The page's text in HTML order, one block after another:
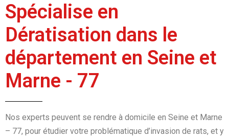
Spécialise en
Dératisation dans le
département en Seine et
Marne - 77
Nos experts peuvent se rendre à domicile en Seine et Marne
– 77, pour étudier votre problématique d’invasion de rats, et y